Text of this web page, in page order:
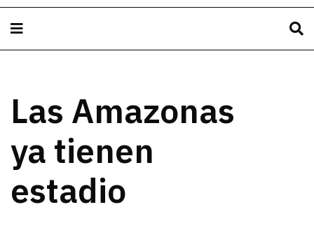
Las Amazonas
ya tienen
estadio